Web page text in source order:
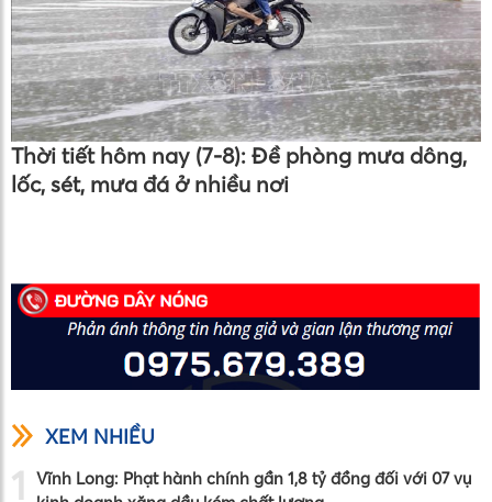
Thời tiết hôm nay (7-8): Đề phòng mưa dông,
lốc, sét, mưa đá ở nhiều nơi
XEM NHIỀU
1
Vĩnh Long: Phạt hành chính gần 1,8 tỷ đồng đối với 07 vụ